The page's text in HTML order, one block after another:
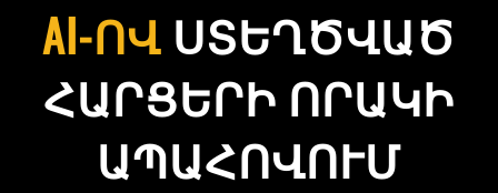
AI-ՈՎ ՍՏԵՂԾՎԱԾ
ՀԱՐՑԵՐԻ ՈՐԱԿԻ
ԱՊԱՀՈՎՈՒՄ